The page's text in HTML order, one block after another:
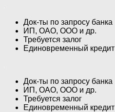
Док-ты по запросу банка
ИП, ОАО, ООО и др.
Требуется залог
Единовременный кредит
Док-ты по запросу банка
ИП, ОАО, ООО и др.
Требуется залог
Единовременный кредит